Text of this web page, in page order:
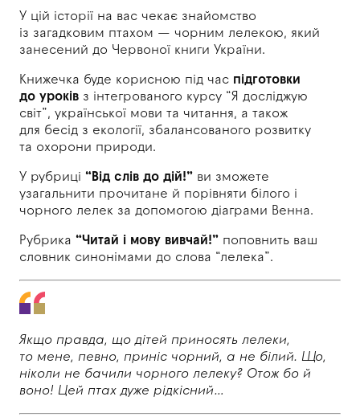
У цій історії на вас чекає знайомство
із загадковим птахом — чорним лелекою, який
занесений до Червоної книги України.
Книжечка буде корисною під час підготовки
до уроків з інтегрованого курсу “Я досліджую
світ”, української мови та читання, а також
для бесід з екології, збалансованого розвитку
та охорони природи.
У рубриці “Від слів до дій!” ви зможете
узагальнити прочитане й порівняти білого і
чорного лелек за допомогою діаграми Венна.
Рубрика “Читай і мову вивчай!” поповнить ваш
словник синонімами до слова “лелека”.
Якщо правда, що дітей приносять лелеки,
то мене, певно, приніс чорний, а не білий. Що,
ніколи не бачили чорного лелеку? Отож бо й
воно! Цей птах дуже рідкісний…